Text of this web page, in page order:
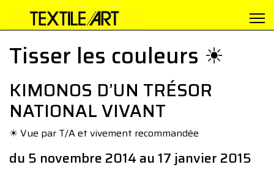
Tisser les couleurs ☀︎
KIMONOS D’UN TRÉSOR
NATIONAL VIVANT
☀︎ Vue par T/A et vivement recommandée
du 5 novembre 2014 au 17 janvier 2015